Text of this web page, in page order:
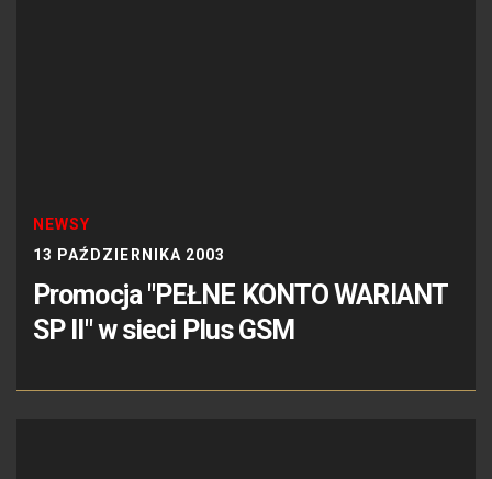
NEWSY
13 PAŹDZIERNIKA 2003
Promocja "PEŁNE KONTO WARIANT
SP II" w sieci Plus GSM